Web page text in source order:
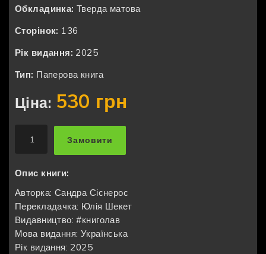
Обкладинка:Тверда матова
Сторінок: 136
Рік видання: 2025
Тип: Паперова книга
Ціна: 530 грн
Замовити
Опис книги:
Авторка: Сандра Сіснерос
Перекладачка: Юлія Шекет
Видавництво: #книголав
Мова видання: Українська
Рік видання: 2025